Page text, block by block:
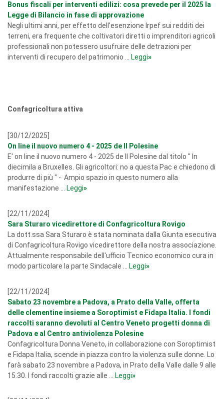
Bonus fiscali per interventi edilizi: cosa prevede per il 2025 la
Legge di Bilancio in fase di approvazione
Negli ultimi anni, per effetto dell’esenzione Irpef sui redditi dei
terreni, era frequente che coltivatori diretti o imprenditori agricoli
professionali non potessero usufruire delle detrazioni per
interventi di recupero del patrimonio ...
Leggi»
Confagricoltura attiva
[30/12/2025]
On line il nuovo numero 4 - 2025 de Il Polesine
E' on line il nuovo numero 4 - 2025 de Il Polesine dal titolo " In
diecimila a Bruxelles. Gli agricoltori: no a questa Pac e chiedono di
produrre di più " - Ampio spazio in questo numero alla
manifestazione ...
Leggi»
[22/11/2024]
Sara Sturaro vicedirettore di Confagricoltura Rovigo
La dott.ssa Sara Sturaro è stata nominata dalla Giunta esecutiva
di Confagricoltura Rovigo vicedirettore della nostra associazione.
Attualmente responsabile dell'ufficio Tecnico economico cura in
modo particolare la parte Sindacale ...
Leggi»
[22/11/2024]
Sabato 23 novembre a Padova, a Prato della Valle, offerta
delle clementine insieme a Soroptimist e Fidapa Italia. I fondi
raccolti saranno devoluti al Centro Veneto progetti donna di
Padova e al Centro antiviolenza Polesine
Confagricoltura Donna Veneto, in collaborazione con Soroptimist
e Fidapa Italia, scende in piazza contro la violenza sulle donne. Lo
farà sabato 23 novembre a Padova, in Prato della Valle dalle 9 alle
15.30. I fondi raccolti grazie alle ...
Leggi»